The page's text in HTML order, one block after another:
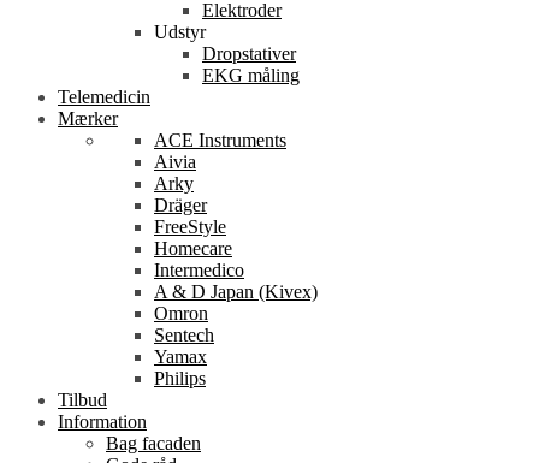
Elektroder
Udstyr
Dropstativer
EKG måling
Telemedicin
Mærker
ACE Instruments
Aivia
Arky
Dräger
FreeStyle
Homecare
Intermedico
A & D Japan (Kivex)
Omron
Sentech
Yamax
Philips
Tilbud
Information
Bag facaden